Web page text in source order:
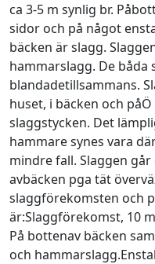
ca 3-5 m synlig br.
sidor och på något
bäcken är slagg.
hammarslagg. De
blandadetillsammans.
huset, i bäcken och
slaggstycken. Det
hammare synes vara
mindre fall. Slaggen
avbäcken pga tät
slaggförekomsten och
är:Slaggförekomst, 10
På bottenav bäcken
och